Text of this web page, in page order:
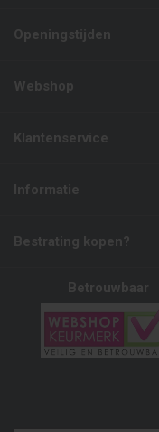
Openingstijden
Webshop
Klantenservice
Informatie
Bestrating kopen?
Betrouwbaar